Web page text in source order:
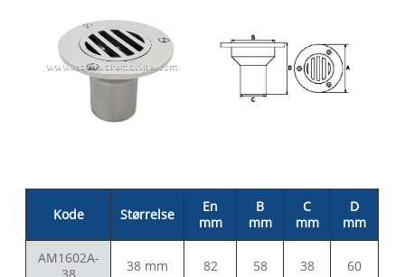
Kode Størrelse
En
mm
B
mm
C
mm
D
mm
AM1602A-
38 mm 82 58 38 60